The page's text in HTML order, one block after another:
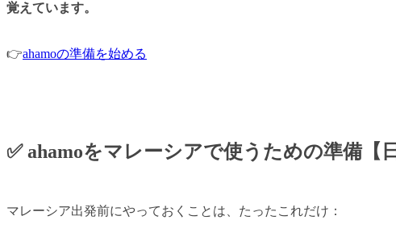
覚えています。
👉ahamoの準備を始める
✅ ahamoをマレーシアで使うための準備【
マレーシア出発前にやっておくことは、たったこれだけ：